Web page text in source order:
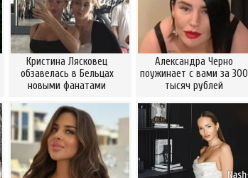
Кристина Лясковец
обзавелась в Бельцах
новыми фанатами
Александра Черно
поужинает с вами за 300
тысяч рублей